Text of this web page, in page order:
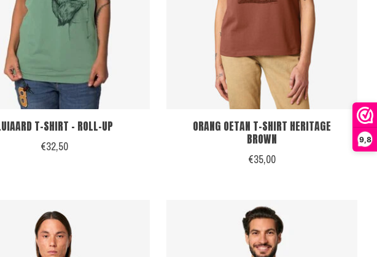
9,8
T-SHIRT - ROLL-UP
€32,50
ORANG OETAN T-SHIRT HERITAGE
BROWN
€35,00